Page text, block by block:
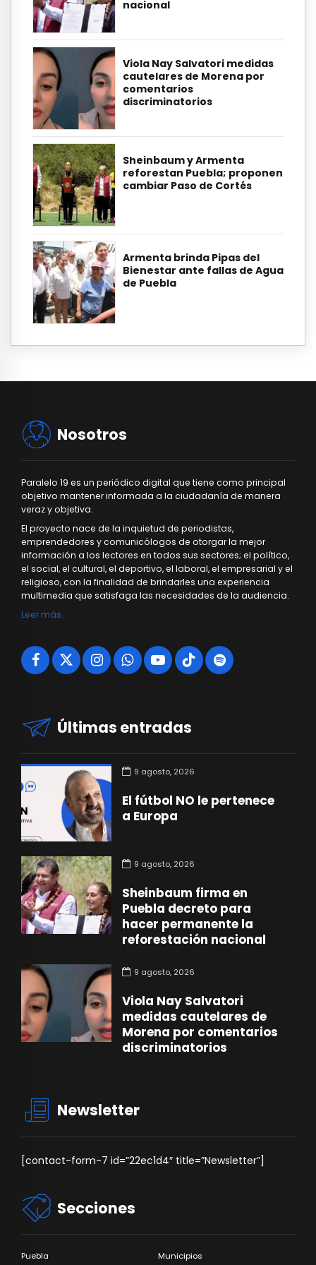
nacional
Viola Nay Salvatori medidas
cautelares de Morena por
comentarios
discriminatorios
Sheinbaum y Armenta
reforestan Puebla; proponen
cambiar Paso de Cortés
Armenta brinda Pipas del
Bienestar ante fallas de Agua
de Puebla
Nosotros
Paralelo 19 es un periódico digital que tiene como principal
objetivo mantener informada a la ciudadanía de manera
veraz y objetiva.
El proyecto nace de la inquietud de periodistas,
emprendedores y comunicólogos de otorgar la mejor
información a los lectores en todos sus sectores; el político,
el social, el cultural, el deportivo, el laboral, el empresarial y el
religioso, con la finalidad de brindarles una experiencia
multimedia que satisfaga las necesidades de la audiencia.
Leer más…
Últimas entradas
9 agosto, 2026
El fútbol NO le pertenece
a Europa
9 agosto, 2026
Sheinbaum firma en
Puebla decreto para
hacer permanente la
reforestación nacional
9 agosto, 2026
Viola Nay Salvatori
medidas cautelares de
Morena por comentarios
discriminatorios
Newsletter
[contact-form-7 id=”22ec1d4″ title=”Newsletter”]
Secciones
Puebla Municipios